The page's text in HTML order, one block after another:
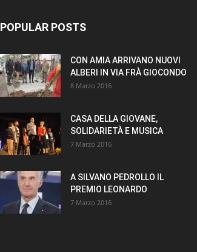
POPULAR POSTS
CON AMIA ARRIVANO NUOVI
ALBERI IN VIA FRÀ GIOCONDO
8 Marzo 2016
CASA DELLA GIOVANE,
SOLIDARIETÀ E MUSICA
7 Marzo 2016
A SILVANO PEDROLLO IL
PREMIO LEONARDO
7 Marzo 2016